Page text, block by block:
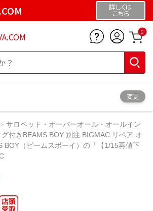
詳しくは
こちら
0
変更
サロペット・オーバーオール・オールイン
付きBEAMS BOY 別注 BIGMAC リペア オ
BOY（ビームスボーイ）の「【1/15再値下